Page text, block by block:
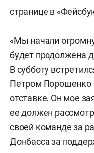
странице в
«Мы начали
будет продолжена
В субботу
Петром Порошенко
отставке. Он мое
ее должен
своей команде за
Донбасса за